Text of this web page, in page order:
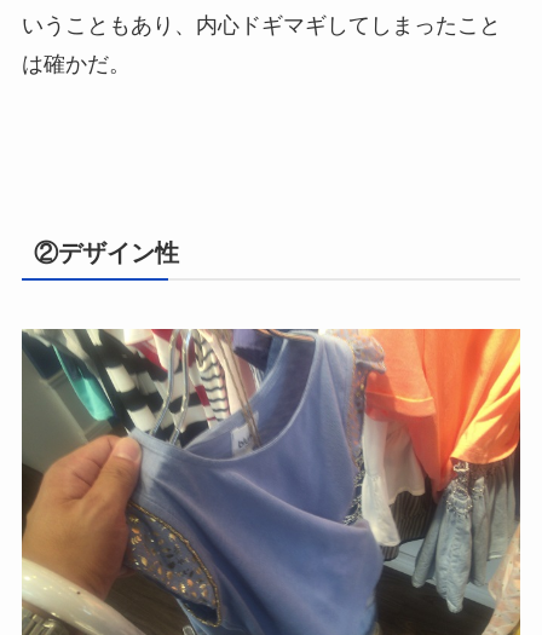
いうこともあり、内心ドギマギしてしまったこと
は確かだ。
②デザイン性